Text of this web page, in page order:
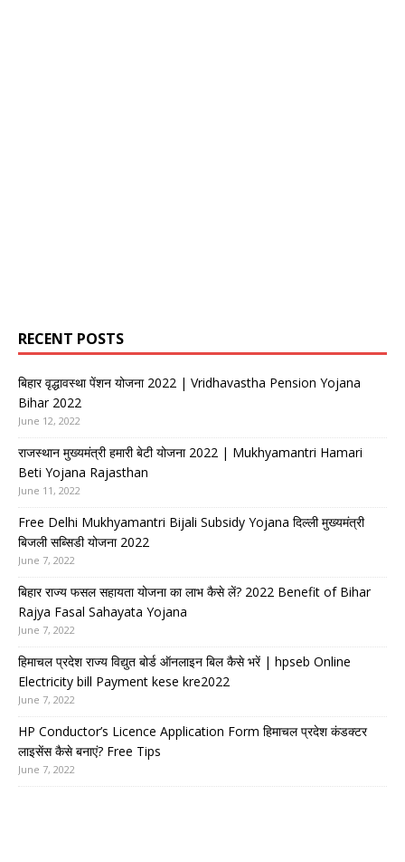
RECENT POSTS
बिहार वृद्धावस्था पेंशन योजना 2022 | Vridhavastha Pension Yojana
Bihar 2022
June 12, 2022
राजस्थान मुख्यमंत्री हमारी बेटी योजना 2022 | Mukhyamantri Hamari
Beti Yojana Rajasthan
June 11, 2022
Free Delhi Mukhyamantri Bijali Subsidy Yojana दिल्ली मुख्यमंत्री
बिजली सब्सिडी योजना 2022
June 7, 2022
बिहार राज्य फसल सहायता योजना का लाभ कैसे लें? 2022 Benefit of Bihar
Rajya Fasal Sahayata Yojana
June 7, 2022
हिमाचल प्रदेश राज्य विद्युत बोर्ड ऑनलाइन बिल कैसे भरें | hpseb Online
Electricity bill Payment kese kre2022
June 7, 2022
HP Conductor’s Licence Application Form हिमाचल प्रदेश कंडक्टर
लाइसेंस कैसे बनाएं? Free Tips
June 7, 2022